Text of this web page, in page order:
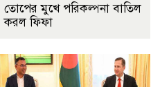
তোপের মুখে পরিকল্পনা বাতিল
করল ফিফা